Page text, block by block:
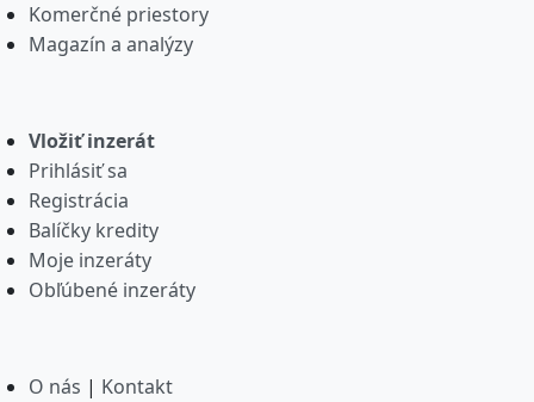
Komerčné priestory
Magazín a analýzy
Vložiť inzerát
Prihlásiť sa
Registrácia
Balíčky kredity
Moje inzeráty
Obľúbené inzeráty
O nás | Kontakt